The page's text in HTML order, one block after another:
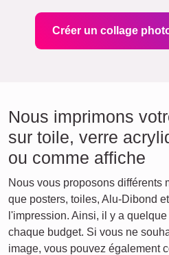
Créer un collage
Nous imprimons
sur toile, verre
ou comme affiche
Nous vous proposons différents
que posters, toiles, Alu-Dibond
l'impression. Ainsi, il y a
chaque budget. Si vous ne
image, vous pouvez également